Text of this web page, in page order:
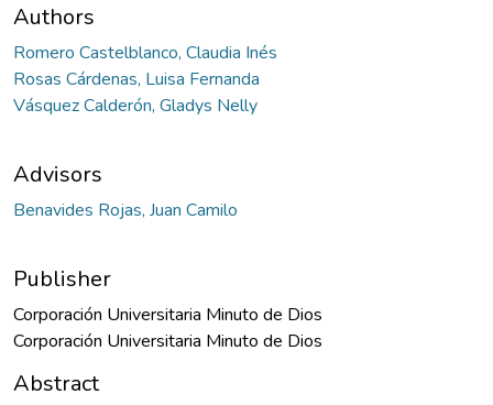
Authors
Romero Castelblanco, Claudia Inés
Rosas Cárdenas, Luisa Fernanda
Vásquez Calderón, Gladys Nelly
Advisors
Benavides Rojas, Juan Camilo
Publisher
Corporación Universitaria Minuto de Dios
Corporación Universitaria Minuto de Dios
Abstract